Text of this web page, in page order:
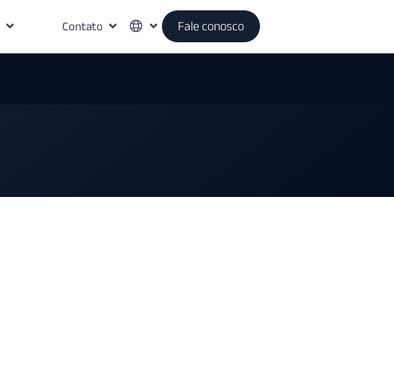
Contato Fale conosco